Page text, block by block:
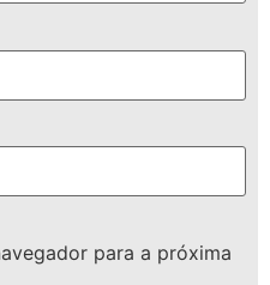
para a próxima